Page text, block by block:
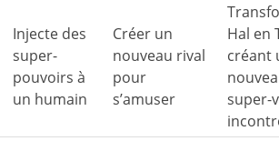
Injecte des
super-
pouvoirs à
un humain
Créer un
nouveau rival
pour
s’amuser
Hal en
créant
super-